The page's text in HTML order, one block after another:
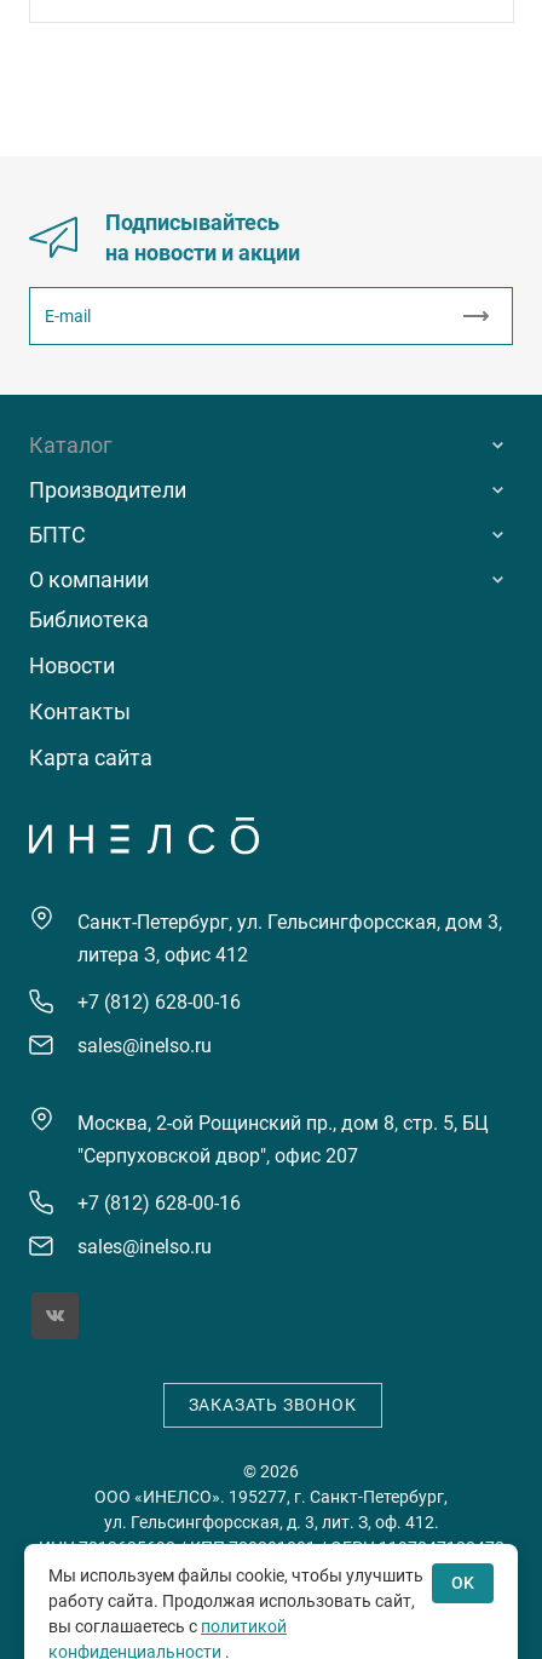
Подписывайтесь
на новости и акции
Каталог
Производители
БПТС
О компании
Библиотека
Новости
Контакты
Карта сайта
Санкт-Петербург, ул. Гельсингфорсская, дом 3,
литера З, офис 412
+7 (812) 628-00-16
sales@inelso.ru
Москва, 2-ой Рощинский пр., дом 8, стр. 5, БЦ
"Серпуховской двор", офис 207
+7 (812) 628-00-16
sales@inelso.ru
ЗАКАЗАТЬ ЗВОНОК
© 2026
ООО «ИНЕЛСО». 195277, г. Санкт-Петербург,
ул. Гельсингфорсская, д. 3, лит. З, оф. 412.
ИНН 7813635698 / КПП 780201001 / ОГРН 1197847128478
Политика конфиденциальности
соглашение
Мы используем файлы cookie, чтобы улучшить
работу сайта. Продолжая использовать сайт,
вы соглашаетесь с политикой
конфиденциальности .
OK